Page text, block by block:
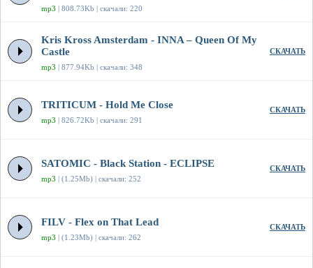
mp3 | 808.73Kb | скачали: 220
Kris Kross Amsterdam - INNA – Queen Of My
Castle
mp3 | 877.94Kb | скачали: 348
СКАЧАТЬ
TRITICUM - Hold Me Close
mp3 | 826.72Kb | скачали: 291
СКАЧАТЬ
SATOMIC - Black Station - ECLIPSE
mp3 | (1.25Mb) | скачали: 252
СКАЧАТЬ
FILV - Flex on That Lead
mp3 | (1.23Mb) | скачали: 262
СКАЧАТЬ